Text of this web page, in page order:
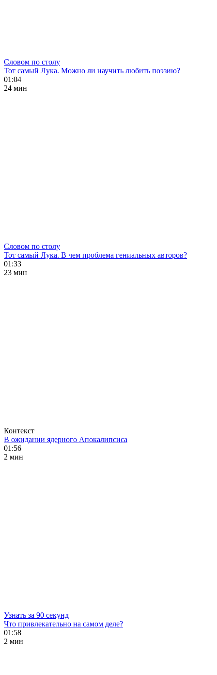
Словом по столу
Тот самый Лука. Можно ли научить любить поэзию?
01:04
24 мин
Словом по столу
Тот самый Лука. В чем проблема гениальных авторов?
01:33
23 мин
Контекст
В ожидании ядерного Апокалипсиса
01:56
2 мин
Узнать за 90 секунд
Что привлекательно на самом деле?
01:58
2 мин